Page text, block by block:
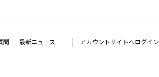
問 最新ニュース | アカウントサイトへログイン